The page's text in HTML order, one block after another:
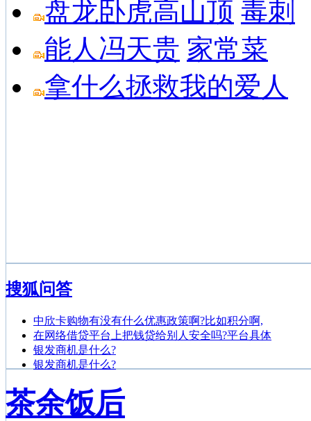
盘龙卧虎高山顶 毒刺
能人冯天贵 家常菜
拿什么拯救我的爱人
搜狐问答
中欣卡购物有没有什么优惠政策啊?比如积分啊,
在网络借贷平台上把钱贷给别人安全吗?平台具体
银发商机是什么?
银发商机是什么?
茶余饭后